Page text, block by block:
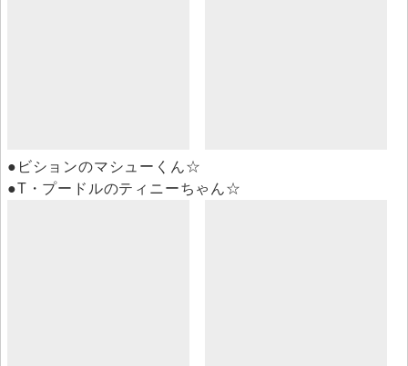
●ビションのマシューくん☆
●T・プードルのティニーちゃん☆